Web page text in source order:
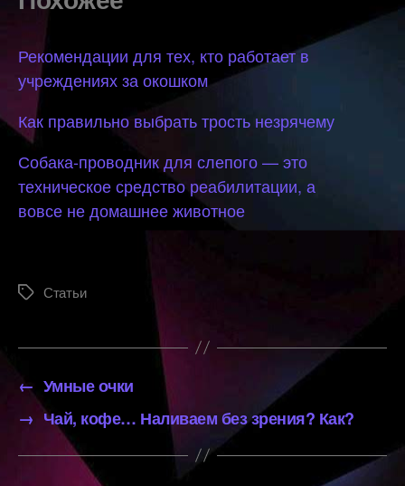
Рекомендации для тех, кто работает в
учреждениях за окошком
Как правильно выбрать трость незрячему
Собака-проводник для слепого — это
техническое средство реабилитации, а
вовсе не домашнее животное
МеткиСтатьи
← Умные очки
→ Чай, кофе… Наливаем без зрения? Как?